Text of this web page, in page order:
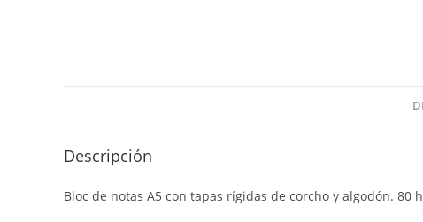
Descripción
Bloc de notas A5 con tapas rígidas de corcho y algodón.